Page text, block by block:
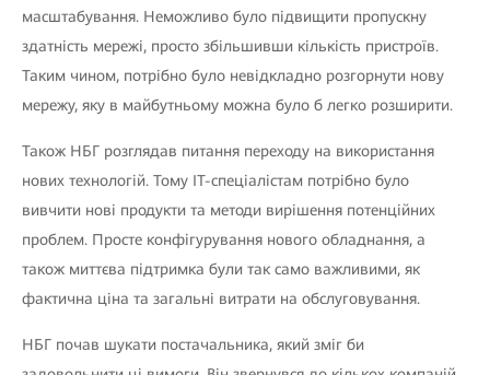
масштабування. Неможливо було підвищити пропускну
здатність мережі, просто збільшивши кількість пристроїв.
Таким чином, потрібно було невідкладно розгорнути нову
мережу, яку в майбутньому можна було б легко розширити.
Також НБГ розглядав питання переходу на використання
нових технологій. Тому ІТ-спеціалістам потрібно було
вивчити нові продукти та методи вирішення потенційних
проблем. Просте конфігурування нового обладнання, а
також миттєва підтримка були так само важливими, як
фактична ціна та загальні витрати на обслуговування.
НБГ почав шукати постачальника, який зміг би